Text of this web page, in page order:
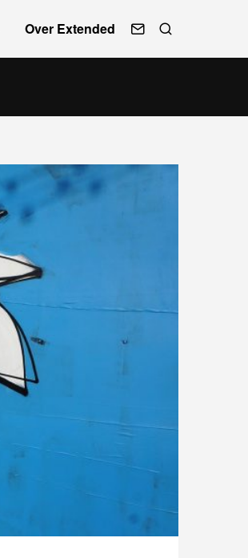
Over Extended